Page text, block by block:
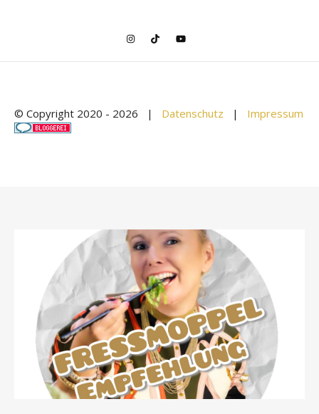
© Copyright 2020 - 2026 | Datenschutz | Impressum